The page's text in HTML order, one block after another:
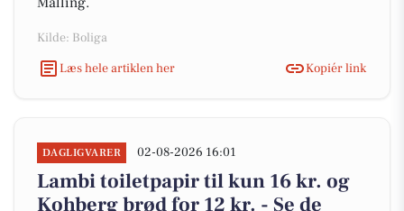
Kilde: Boliga
Læs hele artiklen her
Kopiér link
DAGLIGVARER 02-08-2026 16:01
Lambi toiletpapir til kun 16 kr. og
Kohberg brød for 12 kr. - Se de